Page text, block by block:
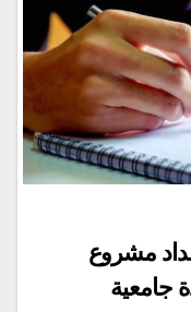
مشروع
جامعية